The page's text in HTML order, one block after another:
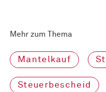
Mehr zum Thema
Mantelkauf
Steuerbescheid